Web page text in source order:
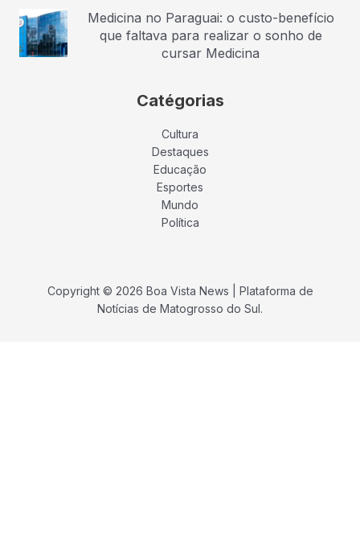
Medicina no Paraguai: o custo-benefício
que faltava para realizar o sonho de
cursar Medicina
Catégorias
Cultura
Destaques
Educação
Esportes
Mundo
Política
Copyright © 2026 Boa Vista News | Plataforma de
Notícias de Matogrosso do Sul.